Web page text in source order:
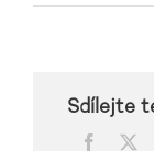
Sdílejte